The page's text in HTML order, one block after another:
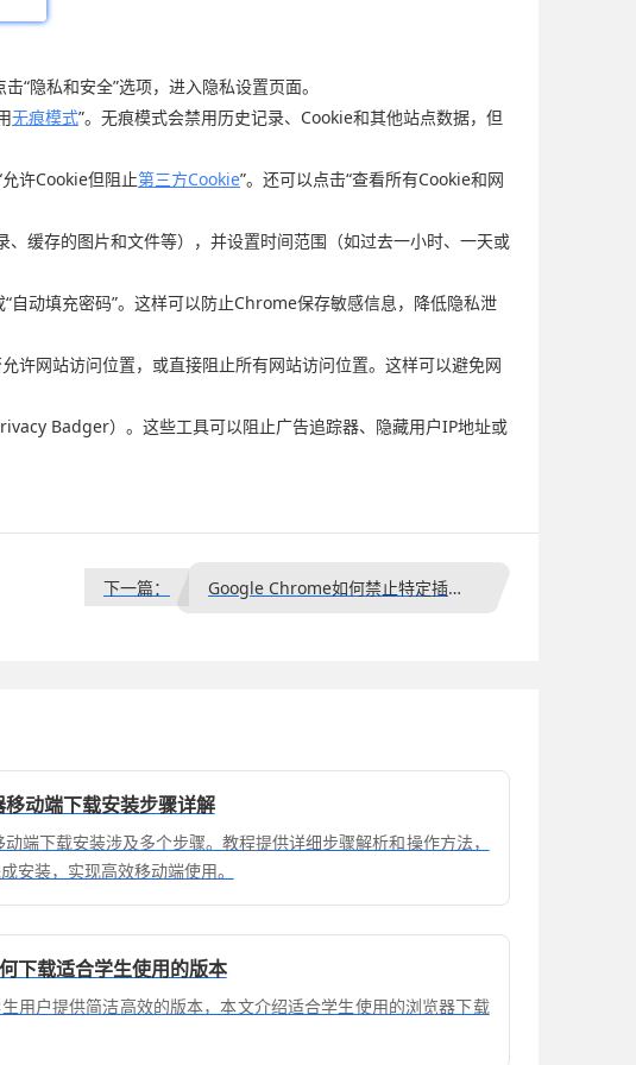
“隐私和安全”选项，进入隐私设置页面。
无痕模式”。无痕模式会禁用历史记录、Cookie和其他站点数据，但
许Cookie但阻止第三方Cookie”。还可以点击“查看所有Cookie和网
缓存的图片和文件等），并设置时间范围（如过去一小时、一天或
自动填充密码”。这样可以防止Chrome保存敏感信息，降低隐私泄
许网站访问位置，或直接阻止所有网站访问位置。这样可以避免网
Badger）。这些工具可以阻止广告追踪器、隐藏用户IP地址或
下一篇： Google Chrome如何禁止特定插件自动下载内容
动端下载安装步骤详解
端下载安装涉及多个步骤。教程提供详细步骤解析和操作方法，
安装，实现高效移动端使用。
下载适合学生使用的版本
用户提供简洁高效的版本，本文介绍适合学生使用的浏览器下载